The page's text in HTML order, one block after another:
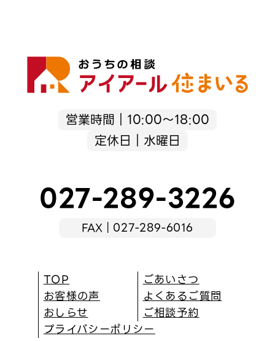
営業時間｜10:00～18:00
定休日｜水曜日
027-289-3226
FAX｜027-289-6016
TOP
ごあいさつ
お客様の声
よくあるご質問
おしらせ
ご相談予約
プライバシーポリシー